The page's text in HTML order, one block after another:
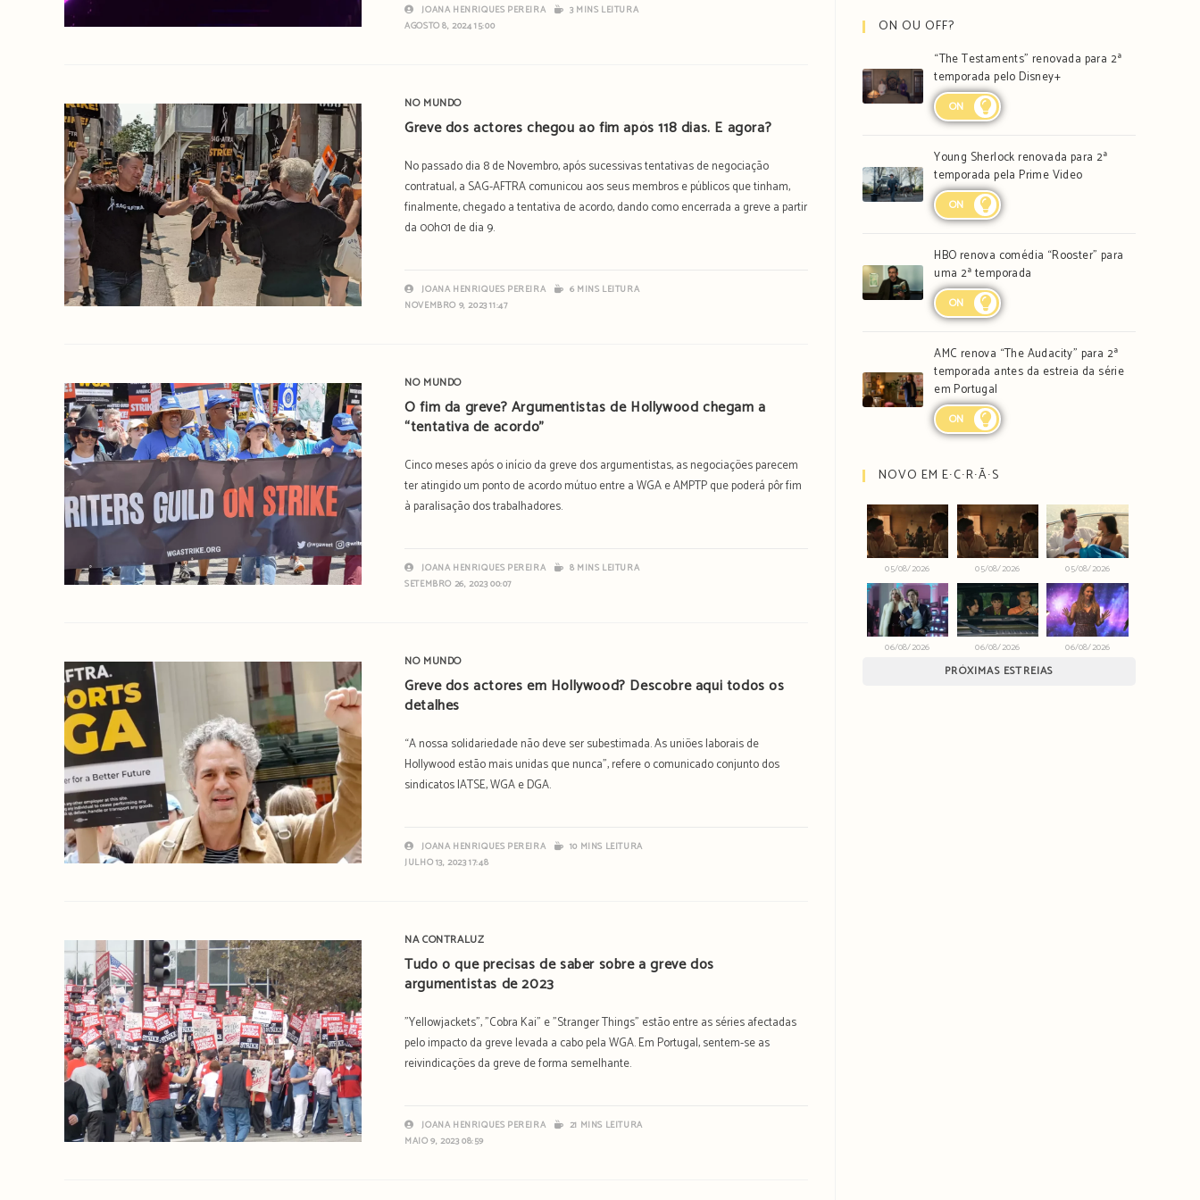
JOANA HENRIQUES PEREIRA
3 MINS LEITURA
AGOSTO 8, 2024 15:00
NO MUNDO
Greve dos actores chegou ao fim após 118 dias. E agora?
No passado dia 8 de Novembro, após sucessivas tentativas de negociação
contratual, a SAG-AFTRA comunicou aos seus membros e públicos que tinham,
finalmente, chegado a tentativa de acordo, dando como encerrada a greve a partir
da 00h01 de dia 9.
JOANA HENRIQUES PEREIRA
6 MINS LEITURA
NOVEMBRO 9, 2023 11:47
NO MUNDO
O fim da greve? Argumentistas de Hollywood chegam a
“tentativa de acordo”
Cinco meses após o início da greve dos argumentistas, as negociações parecem
ter atingido um ponto de acordo mútuo entre a WGA e AMPTP que poderá pôr fim
à paralisação dos trabalhadores.
JOANA HENRIQUES PEREIRA
8 MINS LEITURA
SETEMBRO 26, 2023 00:07
NO MUNDO
Greve dos actores em Hollywood? Descobre aqui todos os
detalhes
“A nossa solidariedade não deve ser subestimada. As uniões laborais de
Hollywood estão mais unidas que nunca”, refere o comunicado conjunto dos
sindicatos IATSE, WGA e DGA.
JOANA HENRIQUES PEREIRA
10 MINS LEITURA
JULHO 13, 2023 17:48
NA CONTRALUZ
Tudo o que precisas de saber sobre a greve dos
argumentistas de 2023
"Yellowjackets", "Cobra Kai" e "Stranger Things" estão entre as séries afectadas
pelo impacto da greve levada a cabo pela WGA. Em Portugal, sentem-se as
reivindicações da greve de forma semelhante.
JOANA HENRIQUES PEREIRA
21 MINS LEITURA
MAIO 9, 2023 08:59
ON OU OFF?
“The Testaments” renovada para 2ª
temporada pelo Disney+
ON
Young Sherlock renovada para 2ª
temporada pela Prime Video
ON
HBO renova comédia “Rooster” para
uma 2ª temporada
ON
AMC renova “The Audacity” para 2ª
temporada antes da estreia da série
em Portugal
ON
NOVO EM E∙C∙R∙Ã∙S
05/08/2026 05/08/2026 05/08/2026
06/08/2026 06/08/2026 06/08/2026
PRÓXIMAS ESTREIAS